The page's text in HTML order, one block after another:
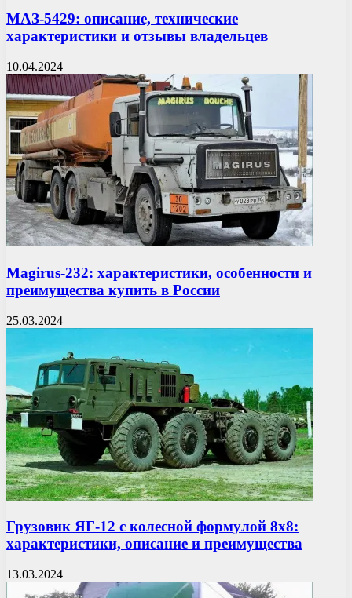
МАЗ-5429: описание, технические
характеристики и отзывы владельцев
10.04.2024
Magirus-232: характеристики, особенности и
преимущества купить в России
25.03.2024
Грузовик ЯГ-12 с колесной формулой 8х8:
характеристики, описание и преимущества
13.03.2024